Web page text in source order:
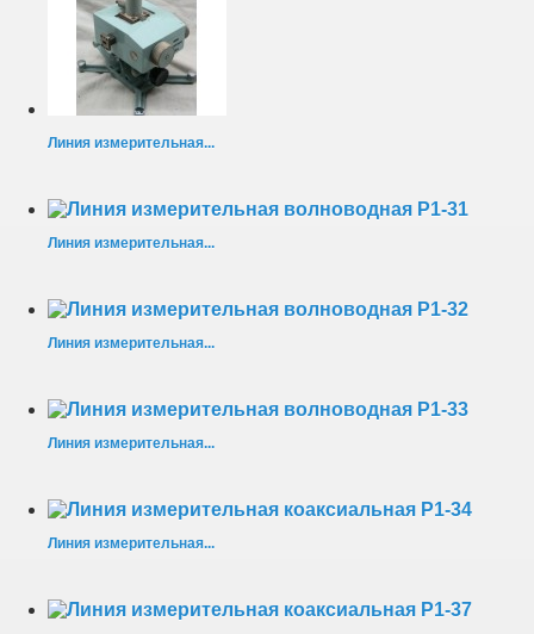
Линия измерительная...
Линия измерительная...
Линия измерительная...
Линия измерительная...
Линия измерительная...